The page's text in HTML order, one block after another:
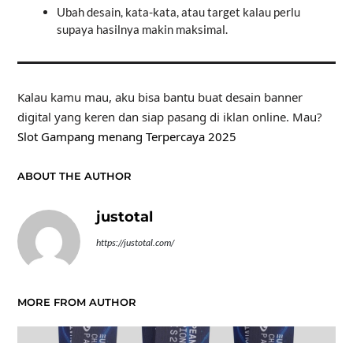
Ubah desain, kata-kata, atau target kalau perlu
supaya hasilnya makin maksimal.
Kalau kamu mau, aku bisa bantu buat desain banner
digital yang keren dan siap pasang di iklan online. Mau?
Slot Gampang menang Terpercaya 2025
ABOUT THE AUTHOR
justotal
https://justotal.com/
MORE FROM AUTHOR